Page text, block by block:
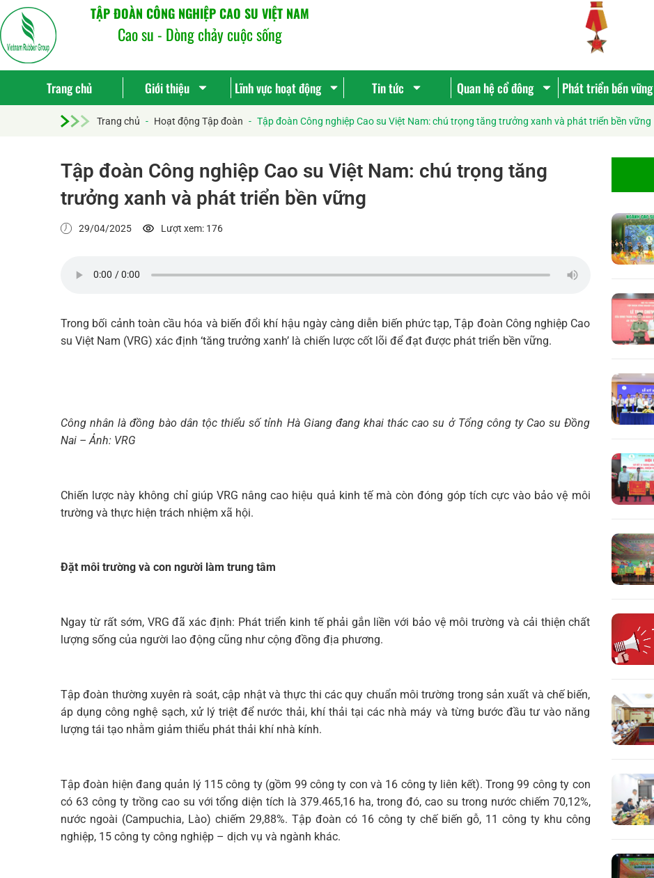
TẬP ĐOÀN CÔNG NGHIỆP CAO SU VIỆT NAM
Cao su - Dòng chảy cuộc sống
Trang chủ Giới thiệu Lĩnh vực hoạt động Tin tức Quan hệ cổ đông Phát triển bền vững
Trang chủ - Hoạt động Tập đoàn - Tập đoàn Công nghiệp Cao su Việt Nam: chú trọng tăng trưởng xanh và phát triển bền vững
Tập đoàn Công nghiệp Cao su Việt Nam: chú trọng tăng
trưởng xanh và phát triển bền vững
29/04/2025 Lượt xem: 176
Trong bối cảnh toàn cầu hóa và biến đổi khí hậu ngày càng diễn biến phức tạp, Tập đoàn Công nghiệp Cao
su Việt Nam (VRG) xác định ‘tăng trưởng xanh’ là chiến lược cốt lõi để đạt được phát triển bền vững.
Công nhân là đồng bào dân tộc thiểu số tỉnh Hà Giang đang khai thác cao su ở Tổng công ty Cao su Đồng
Nai – Ảnh: VRG
Chiến lược này không chỉ giúp VRG nâng cao hiệu quả kinh tế mà còn đóng góp tích cực vào bảo vệ môi
trường và thực hiện trách nhiệm xã hội.
Đặt môi trường và con người làm trung tâm
Ngay từ rất sớm, VRG đã xác định: Phát triển kinh tế phải gắn liền với bảo vệ môi trường và cải thiện chất
lượng sống của người lao động cũng như cộng đồng địa phương.
Tập đoàn thường xuyên rà soát, cập nhật và thực thi các quy chuẩn môi trường trong sản xuất và chế biến,
áp dụng công nghệ sạch, xử lý triệt để nước thải, khí thải tại các nhà máy và từng bước đầu tư vào năng
lượng tái tạo nhằm giảm thiểu phát thải khí nhà kính.
Tập đoàn hiện đang quản lý 115 công ty (gồm 99 công ty con và 16 công ty liên kết). Trong 99 công ty con
có 63 công ty trồng cao su với tổng diện tích là 379.465,16 ha, trong đó, cao su trong nước chiếm 70,12%,
nước ngoài (Campuchia, Lào) chiếm 29,88%. Tập đoàn có 16 công ty chế biến gỗ, 11 công ty khu công
nghiệp, 15 công ty công nghiệp – dịch vụ và ngành khác.